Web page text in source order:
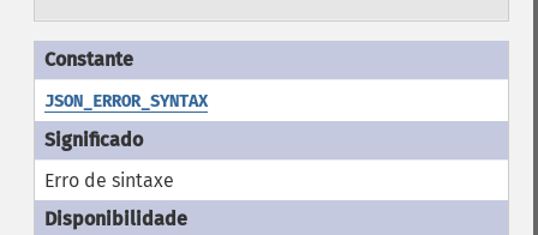
JSON_ERROR_SYNTAX
Erro de sintaxe